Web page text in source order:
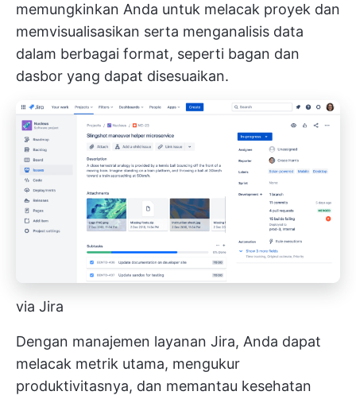
memungkinkan Anda untuk melacak proyek dan
memvisualisasikan serta menganalisis data
dalam berbagai format, seperti bagan dan
dasbor yang dapat disesuaikan.
via Jira
Dengan manajemen layanan Jira, Anda dapat
melacak metrik utama, mengukur
produktivitasnya, dan memantau kesehatan